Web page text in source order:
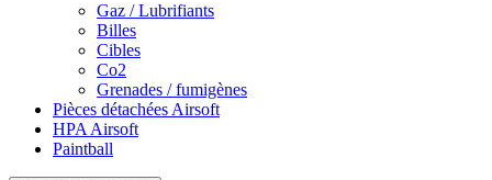
Gaz / Lubrifiants
Billes
Cibles
Co2
Grenades / fumigènes
Pièces détachées Airsoft
HPA Airsoft
Paintball